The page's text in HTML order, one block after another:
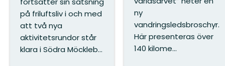
på friluftsliv i och med
att två nya
aktivitetsrundor står
klara i Södra Möckleb...
ny
vandringsledsbroschyr.
Här presenteras över
140 kilome...